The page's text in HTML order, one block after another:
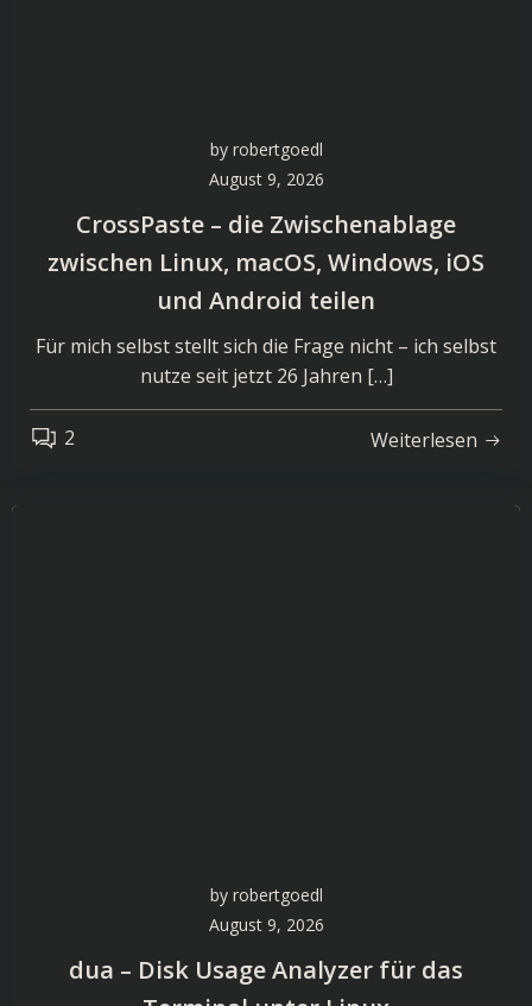
by robertgoedl
August 9, 2026
CrossPaste – die Zwischenablage
zwischen Linux, macOS, Windows, iOS
und Android teilen
Für mich selbst stellt sich die Frage nicht – ich selbst
nutze seit jetzt 26 Jahren […]
2 Weiterlesen
by robertgoedl
August 9, 2026
dua – Disk Usage Analyzer für das